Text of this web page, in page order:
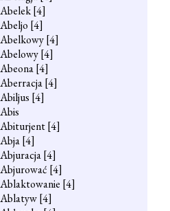
Abelek[4]
Abeljo [4]
Abelkowy[4]
Abelowy[4]
Abeona[4]
Aberracja[4]
Abiljus [4]
Abis
Abiturjent[4]
Abja[4]
Abjuracja[4]
Abjurować [4]
Ablaktowanie [4]
Ablatyw[4]